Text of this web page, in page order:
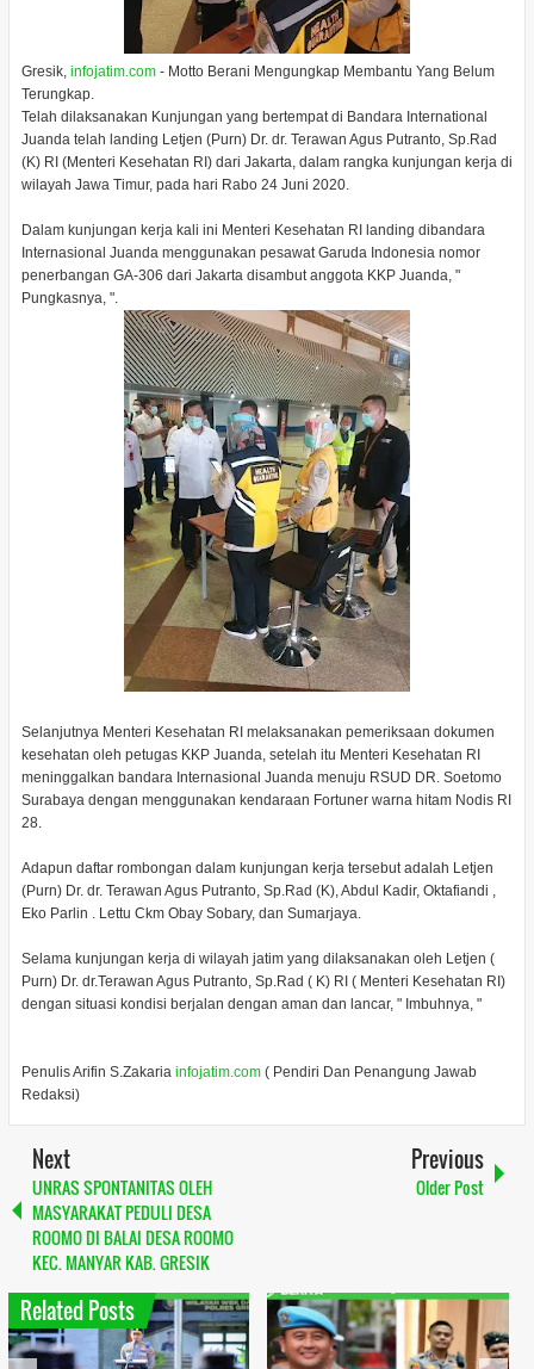
Gresik, infojatim.com- Motto Berani Mengungkap Membantu Yang Belum
Terungkap.
Telah dilaksanakan Kunjungan yang bertempat di Bandara International
Juanda telah landing Letjen (Purn) Dr. dr. Terawan Agus Putranto, Sp.Rad
(K) RI (Menteri Kesehatan RI) dari Jakarta, dalam rangka kunjungan kerja di
wilayah Jawa Timur, pada hari Rabo 24 Juni 2020.
Dalam kunjungan kerja kali ini Menteri Kesehatan RI landing dibandara
Internasional Juanda menggunakan pesawat Garuda Indonesia nomor
penerbangan GA-306 dari Jakarta disambut anggota KKP Juanda, "
Pungkasnya, ".
Selanjutnya Menteri Kesehatan RI melaksanakan pemeriksaan dokumen
kesehatan oleh petugas KKP Juanda, setelah itu Menteri Kesehatan RI
meninggalkan bandara Internasional Juanda menuju RSUD DR. Soetomo
Surabaya dengan menggunakan kendaraan Fortuner warna hitam Nodis RI
28.
Adapun daftar rombongan dalam kunjungan kerja tersebut adalah Letjen
(Purn) Dr. dr. Terawan Agus Putranto, Sp.Rad (K), Abdul Kadir, Oktafiandi ,
Eko Parlin . Lettu Ckm Obay Sobary, dan Sumarjaya.
Selama kunjungan kerja di wilayah jatim yang dilaksanakan oleh Letjen (
Purn) Dr. dr.Terawan Agus Putranto, Sp.Rad ( K) RI ( Menteri Kesehatan RI)
dengan situasi kondisi berjalan dengan aman dan lancar, " Imbuhnya, "
Penulis Arifin S.Zakaria infojatim.com( Pendiri Dan Penangung Jawab
Redaksi)
Next
UNRAS SPONTANITAS OLEH
MASYARAKAT PEDULI DESA
ROOMO DI BALAI DESA ROOMO
KEC. MANYAR KAB. GRESIK
Previous
Older Post
Related Posts